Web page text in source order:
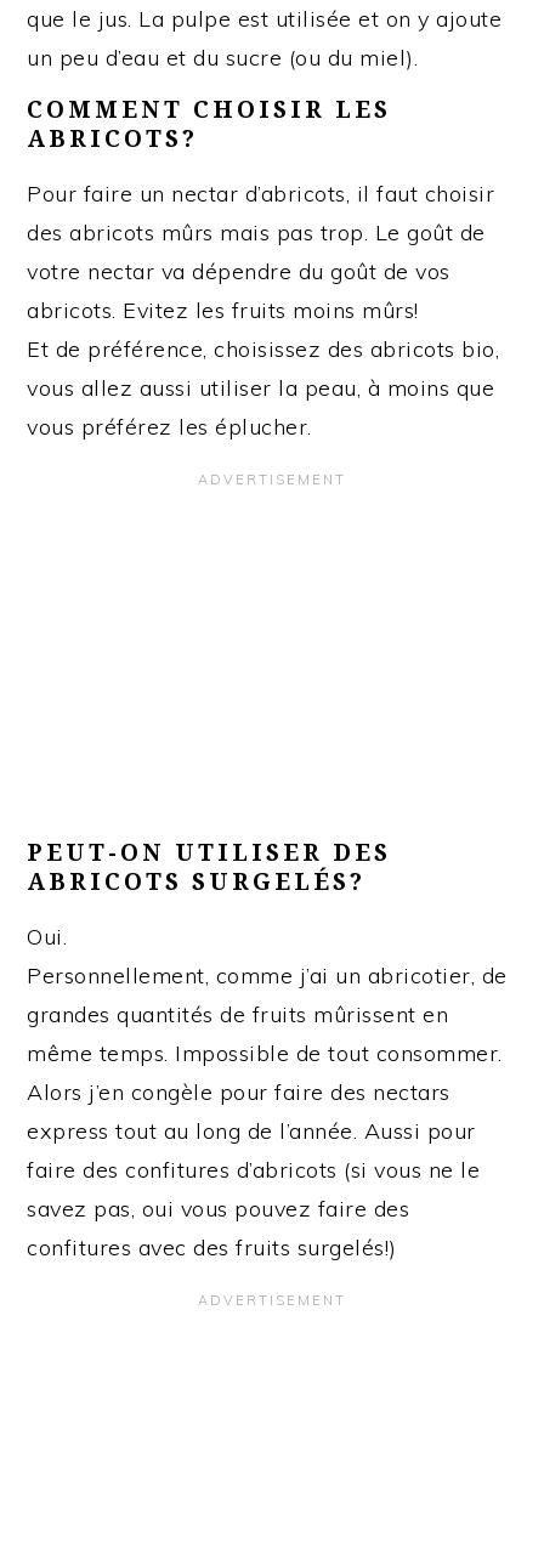
que le jus. La pulpe est utilisée et on y ajoute
un peu d’eau et du sucre (ou du miel).
COMMENT CHOISIR LES
ABRICOTS?
Pour faire un nectar d’abricots, il faut choisir
des abricots mûrs mais pas trop. Le goût de
votre nectar va dépendre du goût de vos
abricots. Evitez les fruits moins mûrs!
Et de préférence, choisissez des abricots bio,
vous allez aussi utiliser la peau, à moins que
vous préférez les éplucher.
PEUT-ON UTILISER DES
ABRICOTS SURGELÉS?
Oui.
Personnellement, comme j’ai un abricotier, de
grandes quantités de fruits mûrissent en
même temps. Impossible de tout consommer.
Alors j’en congèle pour faire des nectars
express tout au long de l’année. Aussi pour
faire des confitures d’abricots (si vous ne le
savez pas, oui vous pouvez faire des
confitures avec des fruits surgelés!)